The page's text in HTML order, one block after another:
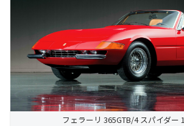
フェラーリ 365GTB/4 スパイダー